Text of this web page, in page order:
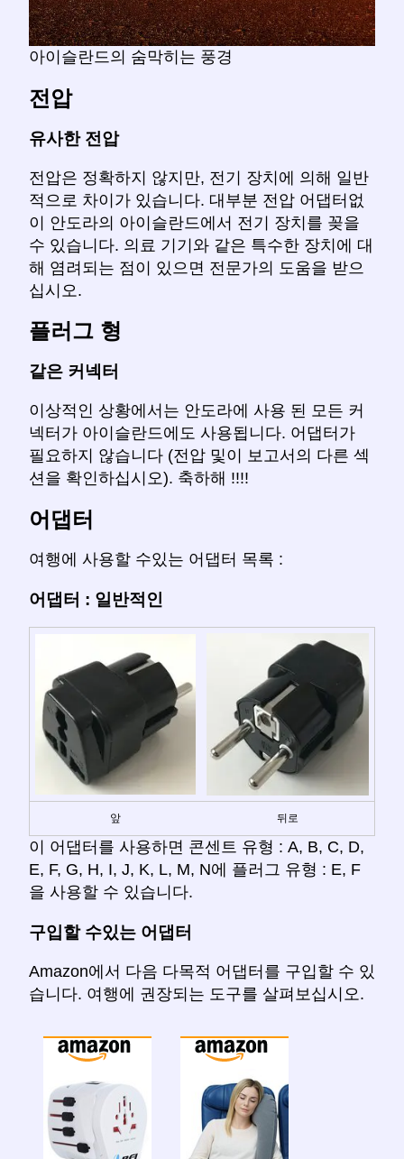
아이슬란드의 숨막히는 풍경
전압
유사한 전압
전압은 정확하지 않지만, 전기 장치에 의해 일반
적으로 차이가 있습니다. 대부분 전압 어댑터없
이 안도라의 아이슬란드에서 전기 장치를 꽂을
수 있습니다. 의료 기기와 같은 특수한 장치에 대
해 염려되는 점이 있으면 전문가의 도움을 받으
십시오.
플러그 형
같은 커넥터
이상적인 상황에서는 안도라에 사용 된 모든 커
넥터가 아이슬란드에도 사용됩니다. 어댑터가
필요하지 않습니다 (전압 및이 보고서의 다른 섹
션을 확인하십시오). 축하해 !!!!
어댑터
여행에 사용할 수있는 어댑터 목록 :
어댑터 : 일반적인
앞 뒤로
이 어댑터를 사용하면 콘센트 유형 : A, B, C, D,
E, F, G, H, I, J, K, L, M, N에 플러그 유형 : E, F
을 사용할 수 있습니다.
구입할 수있는 어댑터
Amazon에서 다음 다목적 어댑터를 구입할 수 있
습니다. 여행에 권장되는 도구를 살펴보십시오.